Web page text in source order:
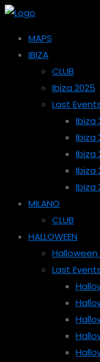
MAPS
IBIZA
CLUB
Ibiza 2025
Last
Ibiza
Ibiza
Ibiza
Ibiza
Ibiza
MILANO
CLUB
HALLOWEEN
Halloween
Last